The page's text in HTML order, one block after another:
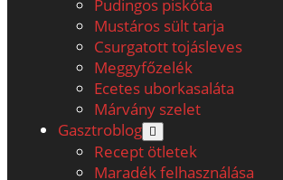
Pudingos piskóta
Mustáros sült tarja
Csurgatott tojásleves
Meggyfőzelék
Ecetes uborkasaláta
Márvány szelet
Gasztroblog open
menu
Recept ötletek
Maradék felhasználása